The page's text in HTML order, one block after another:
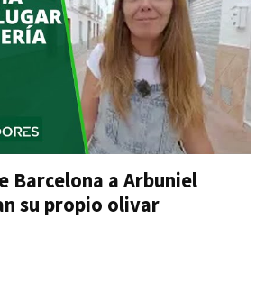
Barcelona a Arbuniel
su propio olivar